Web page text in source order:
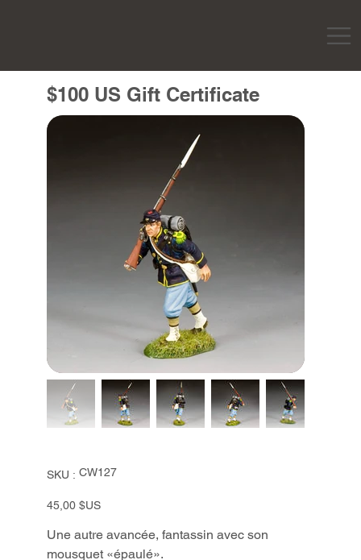
$100 US Gift Certificate
SKU : SKU
CW127
CW127
Prix
45,00 $US
Une autre avancée, fantassin avec son
mousquet «épaulé».